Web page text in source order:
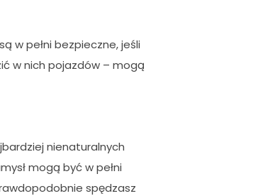
w pełni bezpieczne, jeśli
w nich pojazdów – mogą
nienaturalnych
mogą być w pełni
spędzasz